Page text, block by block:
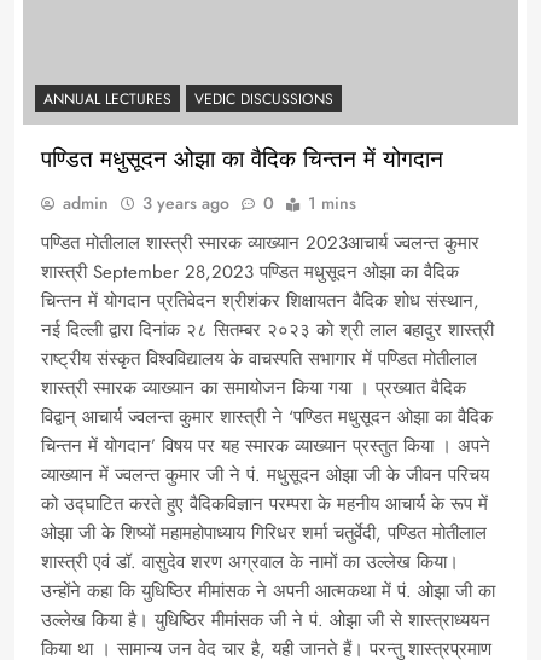
ANNUAL LECTURES VEDIC DISCUSSIONS
पण्डित मधुसूदन ओझा का वैदिक चिन्तन में योगदान
admin 3 years ago 0 1 mins
पण्डित मोतीलाल शास्त्री स्मारक व्याख्यान 2023आचार्य ज्वलन्त कुमार
शास्त्री September 28,2023 पण्डित मधुसूदन ओझा का वैदिक
चिन्तन में योगदान प्रतिवेदन श्रीशंकर शिक्षायतन वैदिक शोध संस्थान,
नई दिल्ली द्वारा दिनांक २८ सितम्बर २०२३ को श्री लाल बहादुर शास्त्री
राष्ट्रीय संस्कृत विश्वविद्यालय के वाचस्पति सभागार में पण्डित मोतीलाल
शास्त्री स्मारक व्याख्यान का समायोजन किया गया । प्रख्यात वैदिक
विद्वान् आचार्य ज्वलन्त कुमार शास्त्री ने ‘पण्डित मधुसूदन ओझा का वैदिक
चिन्तन में योगदान’ विषय पर यह स्मारक व्याख्यान प्रस्तुत किया । अपने
व्याख्यान में ज्वलन्त कुमार जी ने पं. मधुसूदन ओझा जी के जीवन परिचय
को उद्घाटित करते हुए वैदिकविज्ञान परम्परा के महनीय आचार्य के रूप में
ओझा जी के शिष्यों महामहोपाध्याय गिरिधर शर्मा चतुर्वेदी, पण्डित मोतीलाल
शास्त्री एवं डॉ. वासुदेव शरण अग्रवाल के नामों का उल्लेख किया।
उन्होंने कहा कि युधिष्ठिर मीमांसक ने अपनी आत्मकथा में पं. ओझा जी का
उल्लेख किया है। युधिष्ठिर मीमांसक जी ने पं. ओझा जी से शास्त्राध्ययन
किया था । सामान्य जन वेद चार है, यही जानते हैं। परन्तु शास्त्रप्रमाण